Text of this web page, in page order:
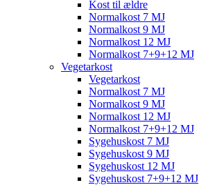
Kost til ældre
Normalkost 7 MJ
Normalkost 9 MJ
Normalkost 12 MJ
Normalkost 7+9+12 MJ
Vegetarkost
Vegetarkost
Normalkost 7 MJ
Normalkost 9 MJ
Normalkost 12 MJ
Normalkost 7+9+12 MJ
Sygehuskost 7 MJ
Sygehuskost 9 MJ
Sygehuskost 12 MJ
Sygehuskost 7+9+12 MJ